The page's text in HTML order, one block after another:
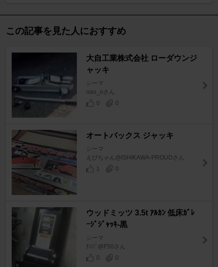
この記事を見た人におすすめ
大自工業株式会社 ローダウンジ
ャッキ
シーマ
nao_oさん
0
0
オートバックス ジャッキ
シーマ
えびちゃん@ISHIKAWA-PROUDさん
1
0
ウッドミッツ 3.5t ｱﾙｶﾝ 低床ｶﾞﾚ
ｰｼﾞｼﾞｬｯｷ-黒
シーマ
ｹﾝｼﾞ@F50さん
0
0